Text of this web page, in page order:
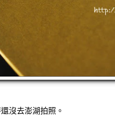
沒去澎湖拍照。